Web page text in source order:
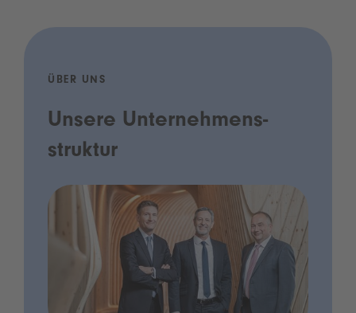
ÜBER UNS
Unsere Unternehmens­
struktur